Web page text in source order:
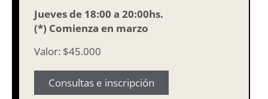
Jueves de 18:00 a 20:00hs.
(*) Comienza en marzo
Valor: $45.000
Consultas e inscripción